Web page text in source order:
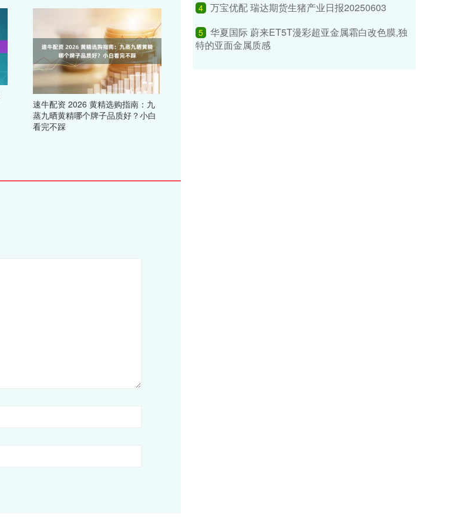
速牛配资 2026 黄精选购指南：九
蒸九晒黄精哪个牌子品质好？小白
看完不踩
4 万宝优配 瑞达期货生猪产业日报20250603
5 华夏国际 蔚来ET5T漫彩超亚金属霜白改色膜,独
特的亚面金属质感